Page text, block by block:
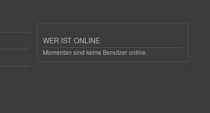
WER IST ONLINE
Momentan sind keine Benutzer online.